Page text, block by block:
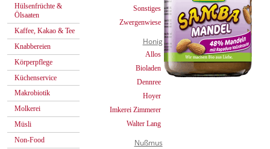
Hülsenfrüchte &
Ölsaaten
Kaffee, Kakao & Tee
Knabbereien
Körperpflege
Küchenservice
Makrobiotik
Molkerei
Müsli
Non-Food
Sonstiges
Zwergenwiese
Honig
Allos
Bioladen
Dennree
Hoyer
Imkerei Zimmerer
Walter Lang
Nußmus